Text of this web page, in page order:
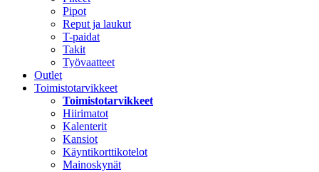
Pipot
Reput ja laukut
T-paidat
Takit
Työvaatteet
Outlet
Toimistotarvikkeet
Toimistotarvikkeet
Hiirimatot
Kalenterit
Kansiot
Käyntikorttikotelot
Mainoskynät